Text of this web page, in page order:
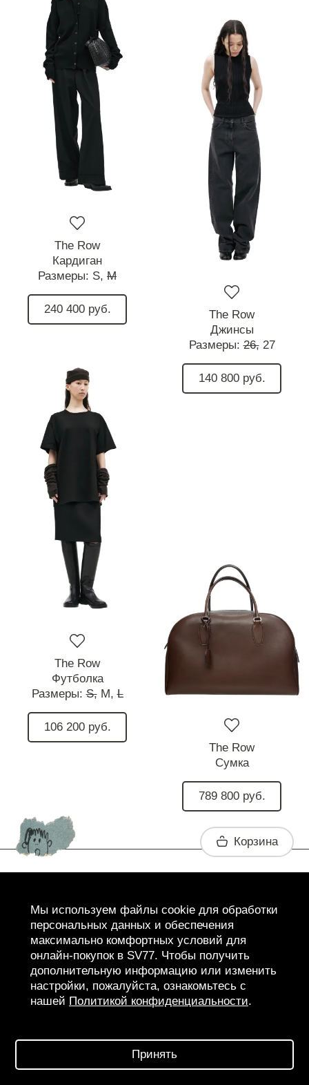
The Row
Кардиган
Размеры: S, M
240 400 руб.
The Row
Джинсы
Размеры:26, 27
140 800 руб.
The Row
Футболка
Размеры:S, M, L
106 200 руб.
The Row
Сумка
789 800 руб.
+7 991 954-81-40
ТВЕРСКОЙ БУЛЬВАР, Д. 14, СТ. 3,
РОССИЯ, 125009
ПОДПИШИТЕСЬ НА РАССЫЛКУ И
Корзина
Мы используем файлы cookie для обработки
персональных данных и обеспечения
максимально комфортных условий для
онлайн-покупок в SV77. Чтобы получить
дополнительную информацию или изменить
настройки, пожалуйста, ознакомьтесь с
нашей Политикой конфиденциальности.
Принять